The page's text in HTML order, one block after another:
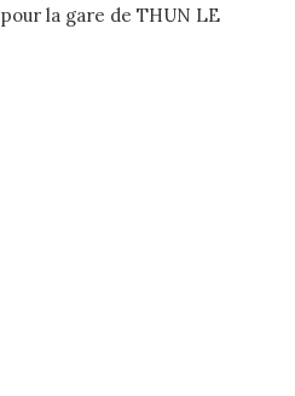
pour la gare de THUN LE